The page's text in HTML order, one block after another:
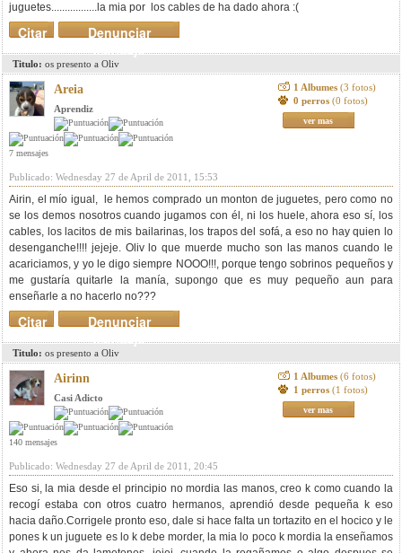
juguetes.................la mia por los cables de ha dado ahora :(
Denunciar
mensaje
Citar
Titulo: os presento a Oliv
Areia
Aprendiz
7 mensajes
1 Albumes (3 fotos)
0 perros (0 fotos)
ver mas
Publicado: Wednesday 27 de April de 2011, 15:53
Airin, el mío igual, le hemos comprado un monton de juguetes, pero como no
se los demos nosotros cuando jugamos con él, ni los huele, ahora eso sí, los
cables, los lacitos de mis bailarinas, los trapos del sofá, a eso no hay quien lo
desenganche!!!! jejeje. Oliv lo que muerde mucho son las manos cuando le
acariciamos, y yo le digo siempre NOOO!!!, porque tengo sobrinos pequeños y
me gustaría quitarle la manía, supongo que es muy pequeño aun para
enseñarle a no hacerlo no???
Denunciar
mensaje
Citar
Titulo: os presento a Oliv
Airinn
Casi Adicto
140 mensajes
1 Albumes (6 fotos)
1 perros (1 fotos)
ver mas
Publicado: Wednesday 27 de April de 2011, 20:45
Eso si, la mia desde el principio no mordia las manos, creo k como cuando la
recogí estaba con otros cuatro hermanos, aprendió desde pequeña k eso
hacia daño.Corrigele pronto eso, dale si hace falta un tortazito en el hocico y le
pones k un juguete es lo k debe morder, la mia lo poco k mordia la enseñamos